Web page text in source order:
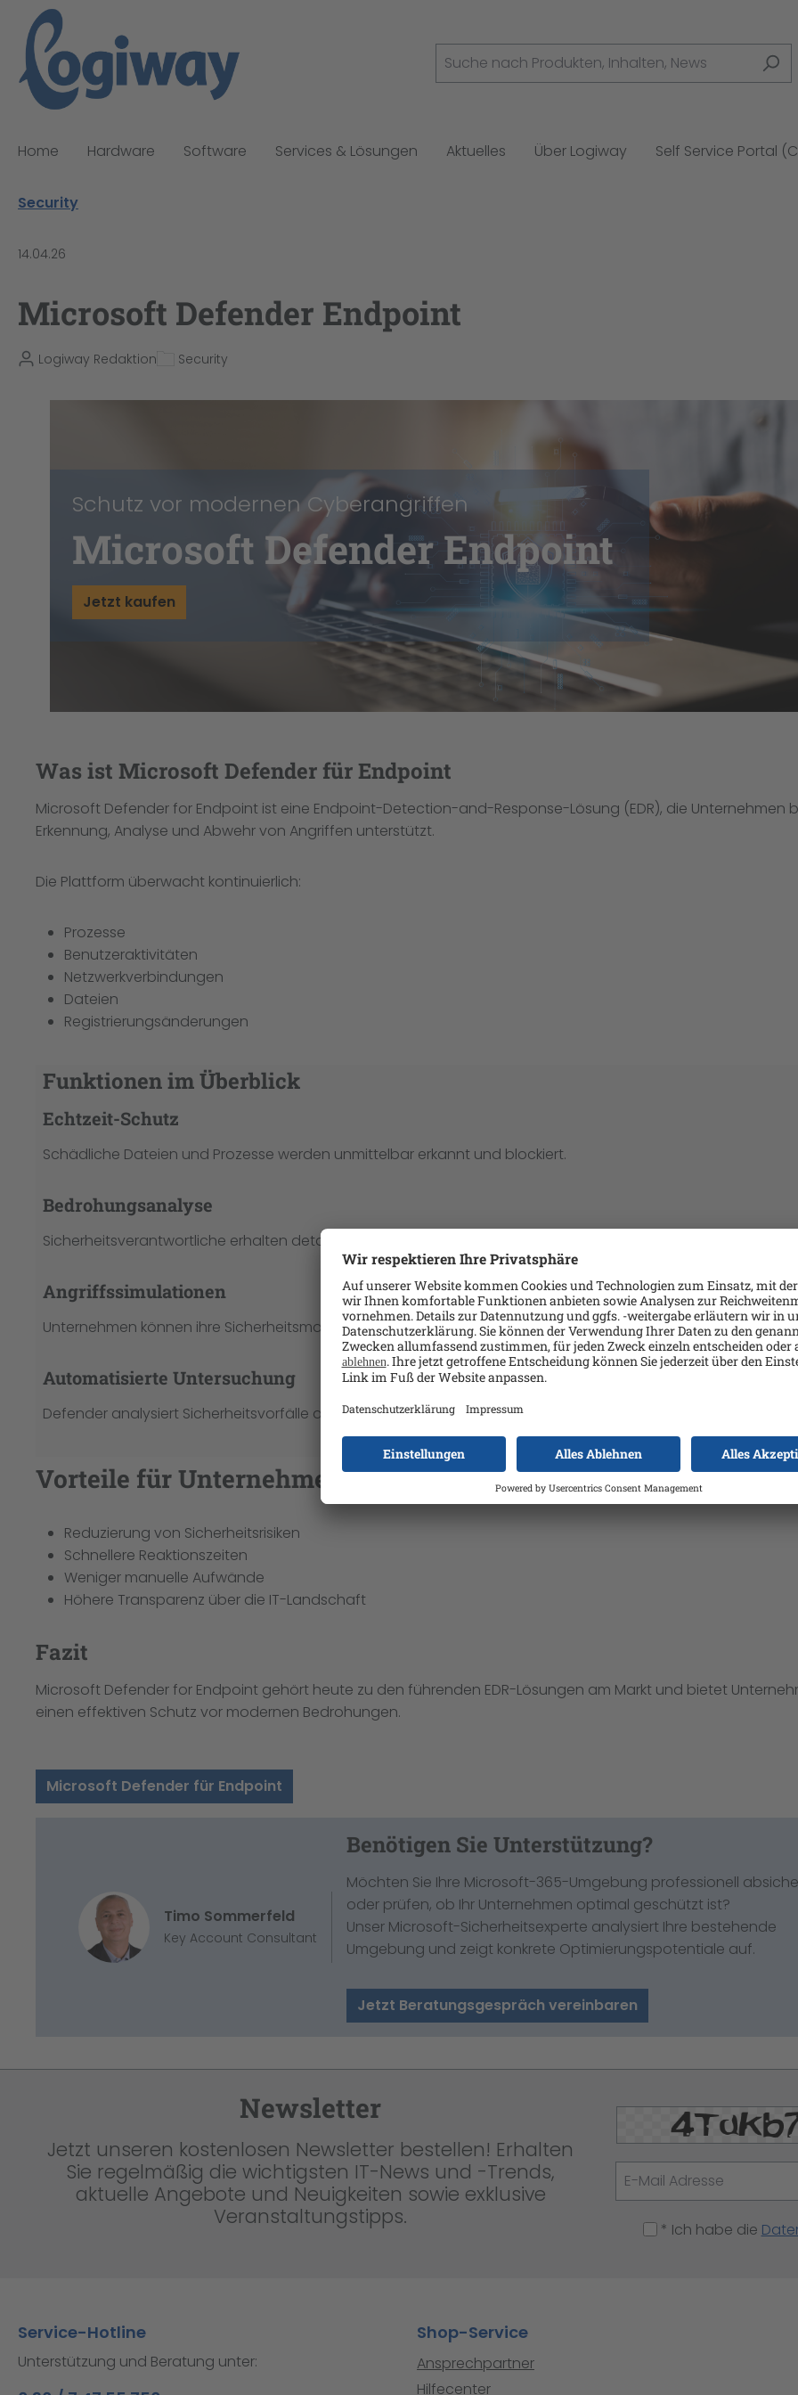
Home Hardware Software Services & Lösungen Aktuelles Über Logiway Self Service Portal
Security
14.04.26
Microsoft Defender Endpoint
Logiway Redaktion Security
Schutz vor modernen Cyberangriffen
Microsoft Defender Endpoint
Jetzt kaufen
Was ist Microsoft Defender für Endpoint
Microsoft Defender for Endpoint ist eine Endpoint-Detection-and-Response-Lösung (EDR), die Unternehmen
Erkennung, Analyse und Abwehr von Angriffen unterstützt.
Die Plattform überwacht kontinuierlich:
Prozesse
Benutzeraktivitäten
Netzwerkverbindungen
Dateien
Registrierungsänderungen
Funktionen im Überblick
Echtzeit-Schutz
Schädliche Dateien und Prozesse werden unmittelbar erkannt und blockiert.
Bedrohungsanalyse
Sicherheitsverantwortliche erhalten detaillierte Informationen über Angriffspfade und betroffene Systeme.
Angriffssimulationen
Unternehmen können ihre Sicherheitsmaßnahmen regelmäßig testen und Schwachstellen identifizieren.
Automatisierte Untersuchung
Defender analysiert Sicherheitsvorfälle automatisch und schlägt konkrete Maßnahmen vor.
Vorteile für Unternehmen
Reduzierung von Sicherheitsrisiken
Schnellere Reaktionszeiten
Weniger manuelle Aufwände
Höhere Transparenz über die IT-Landschaft
Fazit
Microsoft Defender for Endpoint gehört heute zu den führenden EDR-Lösungen am Markt und bietet
einen effektiven Schutz vor modernen Bedrohungen.
Microsoft Defender für Endpoint
Timo Sommerfeld
Key Account Consultant
Benötigen Sie Unterstützung?
Möchten Sie Ihre Microsoft-365-Umgebung professionell
oder prüfen, ob Ihr Unternehmen optimal geschützt ist?
Unser Microsoft-Sicherheitsexperte analysiert Ihre bestehende
Umgebung und zeigt konkrete Optimierungspotentiale auf.
Jetzt Beratungsgespräch vereinbaren
Newsletter
Jetzt unseren kostenlosen Newsletter bestellen! Erhalten
Sie regelmäßig die wichtigsten IT-News und -Trends,
aktuelle Angebote und Neuigkeiten sowie exklusive
Veranstaltungstipps.
* Ich habe die
Service-Hotline
Unterstützung und Beratung unter:
Shop-Service
Ansprechpartner
Hilfecenter